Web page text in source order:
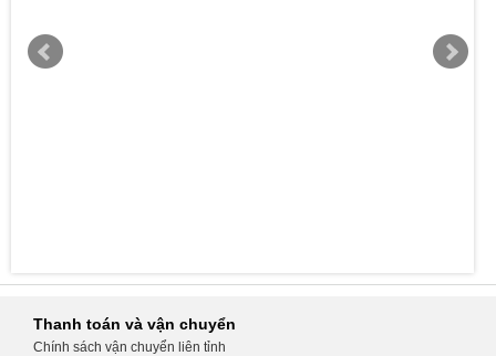
Thanh toán và vận chuyển
Chính sách vận chuyển liên tỉnh